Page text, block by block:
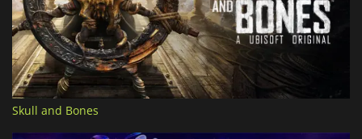
Skull and Bones